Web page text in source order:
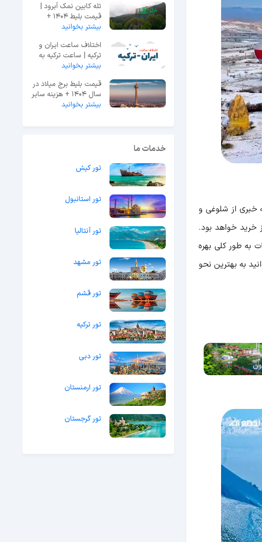
خبری از شلوغی و
خرید خواهد بود.
به طور کلی بهره
به بهترین نحو
تله کابین نمک آبرود |
قیمت بلیط 1404 +
اطلاعات کامل + فیلم
بیشتر بخوانید
اختلاف ساعت ایران و
ترکیه | ساعت ترکیه به
وقت ایران
بیشتر بخوانید
قیمت بلیط برج میلاد در
سال 1404 + هزینه سایر
تفریحات
بیشتر بخوانید
خدمات ما
تور کیش
تور استانبول
تور آنتالیا
تور مشهد
تور قشم
تور ترکیه
تور دبی
تور ارمنستان
تور گرجستان